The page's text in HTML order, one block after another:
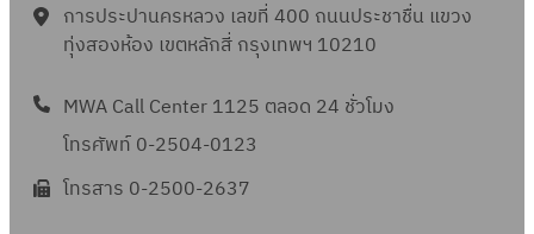
การประปานครหลวง เลขที่ 400 ถนนประชาชื่น แขวง
ทุ่งสองห้อง เขตหลักสี่ กรุงเทพฯ 10210
MWA Call Center 1125 ตลอด 24 ชั่วโมง
โทรศัพท์ 0-2504-0123
โทรสาร 0-2500-2637